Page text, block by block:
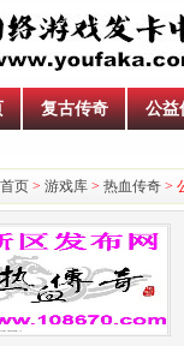
复古传奇 公益
首页 > 游戏库 > 热血传奇 >